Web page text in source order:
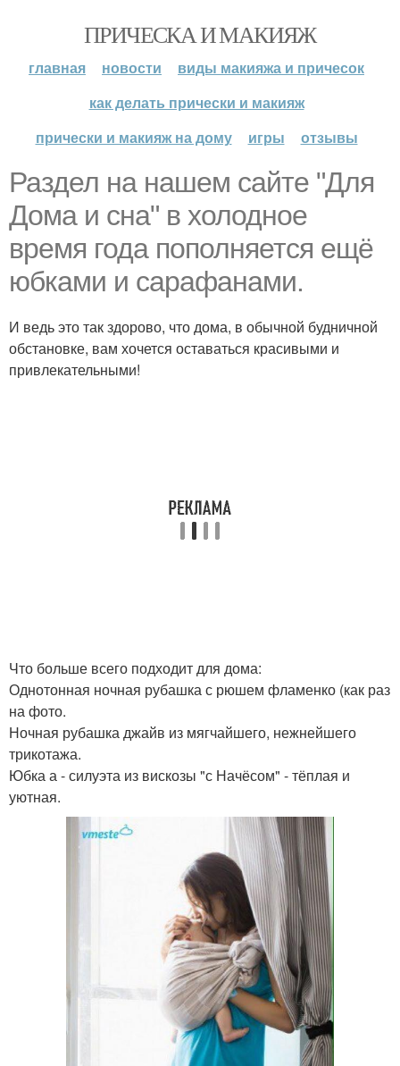
ПРИЧЕСКА И МАКИЯЖ
главная новости
виды макияжа и причесок
как делать прически и макияж
прически и макияж на дому
игры отзывы
Раздел на нашем сайте "Для
Дома и сна" в холодное
время года пополняется ещё
юбками и сарафанами.
И ведь это так здорово, что дома, в обычной будничной
обстановке, вам хочется оставаться красивыми и
привлекательными!
Что больше всего подходит для дома:
Однотонная ночная рубашка с рюшем фламенко (как раз
на фото.
Ночная рубашка джайв из мягчайшего, нежнейшего
трикотажа.
Юбка а - силуэта из вискозы "с Начёсом" - тёплая и
уютная.